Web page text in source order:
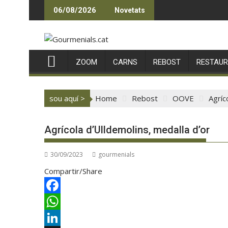
to
06/08/2026 Novetats
ZOOM CARNS REBOST
sou aquí > Home Rebost OOVE
Agrícola d’Ulldemolins, medalla d’or
30/09/2023 gourmenials
Compartir/Share
F
aW